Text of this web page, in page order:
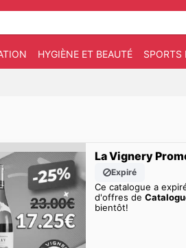
HYGIÈNE ET BEAUTÉ SPORTS
La Vignery
Expiré
Ce catalogue a
d'offres de
bientôt!